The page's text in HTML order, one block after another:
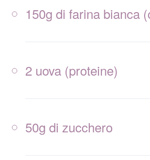
150g di farina bianca
2 uova (proteine)
50g di zucchero